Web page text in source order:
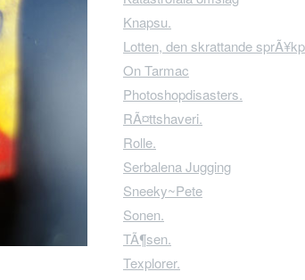
Knapsu.
Lotten, den skrattande
On Tarmac
Photoshopdisasters.
RÃ¤ttshaveri.
Rolle.
Serbalena Jugging
Sneeky~Pete
Sonen.
TÃ¶sen.
Texplorer.